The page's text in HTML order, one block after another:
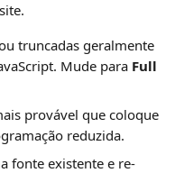
truncadas geralmente
Mude para Full
provável que coloque
reduzida.
fonte existente e re-